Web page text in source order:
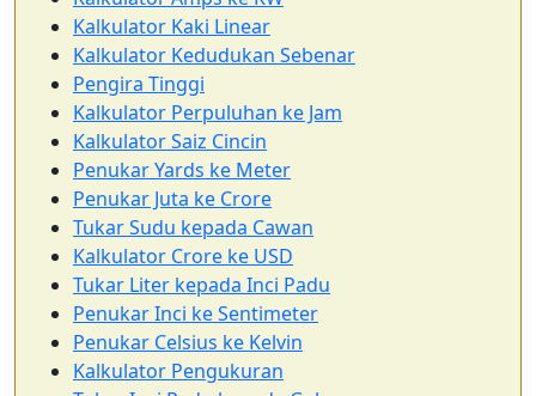
Kalkulator Kaki Linear
Kalkulator Kedudukan Sebenar
Pengira Tinggi
Kalkulator Perpuluhan ke Jam
Kalkulator Saiz Cincin
Penukar Yards ke Meter
Penukar Juta ke Crore
Tukar Sudu kepada Cawan
Kalkulator Crore ke USD
Tukar Liter kepada Inci Padu
Penukar Inci ke Sentimeter
Penukar Celsius ke Kelvin
Kalkulator Pengukuran